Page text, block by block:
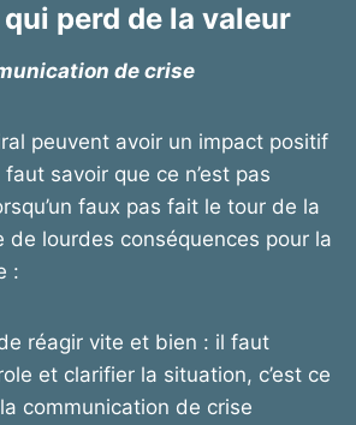
perd de la valeur
de crise
peuvent avoir un impact positif
savoir que ce n’est pas
faux pas fait le tour de la
de lourdes conséquences pour la
:
réagir vite et bien : il faut
et clarifier la situation, c’est ce
la communication de crise